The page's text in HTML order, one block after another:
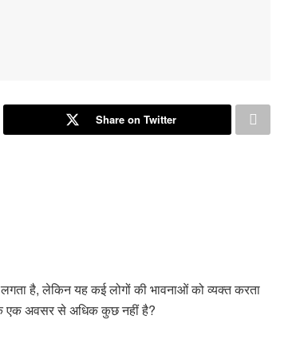
Share on Twitter
है, लेकिन यह कई लोगों की भावनाओं को व्यक्त करता
एक अवसर से अधिक कुछ नहीं है?